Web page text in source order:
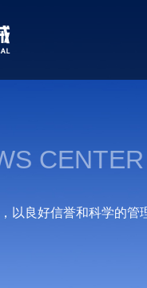
CENTER
以良好信誉和科学的管